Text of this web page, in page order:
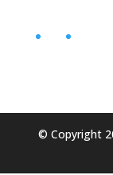
© Copyright